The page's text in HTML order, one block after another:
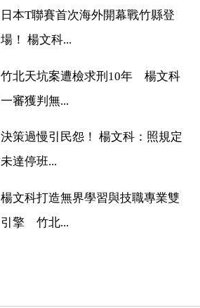
日本T聯賽首次海外開幕戰竹縣登
場！ 楊文科...
竹北天坑案遭檢求刑10年 楊文科
一審獲判無...
決策過慢引民怨！ 楊文科：照規定
未達停班...
楊文科打造無界學習與技職專業雙
引擎 竹北...